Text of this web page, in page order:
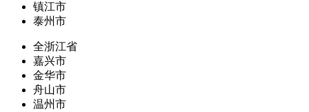
镇江市
泰州市
全浙江省
嘉兴市
金华市
舟山市
温州市